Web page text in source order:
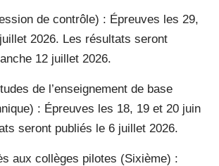
de contrôle) : Épreuves les 29,
2026. Les résultats seront
12 juillet 2026.
de l’enseignement de base
: Épreuves les 18, 19 et 20 juin
seront publiés le 6 juillet 2026.
aux collèges pilotes (Sixième) :